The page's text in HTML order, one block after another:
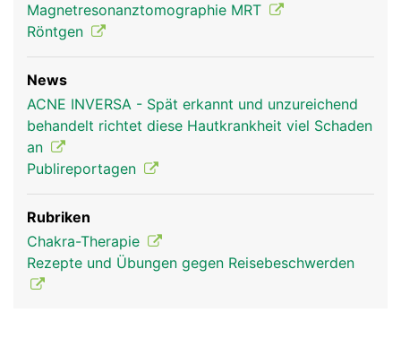
Magnetresonanztomographie MRT
Röntgen
News
ACNE INVERSA - Spät erkannt und unzureichend
behandelt richtet diese Hautkrankheit viel Schaden
an
Publireportagen
Rubriken
Chakra-Therapie
Rezepte und Übungen gegen Reisebeschwerden